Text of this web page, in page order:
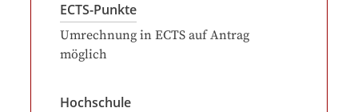
ECTS-Punkte
Umrechnung in ECTS auf Antrag
möglich
Hochschule